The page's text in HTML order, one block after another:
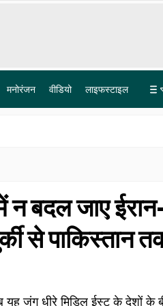
मनोरंजन वीडियो लाइफस्टाइल
न बदल जाए
से पाकिस्तान
जंग धीरे मिडिल ईस्ट के देशों के